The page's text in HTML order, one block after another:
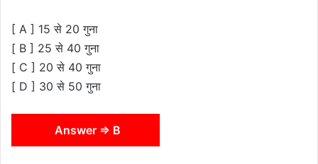
[ A ] 15 से 20 गुना
[ B ] 25 से 40 गुना
[ C ] 20 से 40 गुना
[ D ] 30 से 50 गुना
Answer ⇒ B